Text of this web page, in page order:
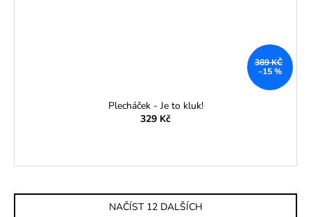
389 KČ
–15 %
Plecháček - Je to kluk!
329 Kč
NAČÍST 12 DALŠÍCH